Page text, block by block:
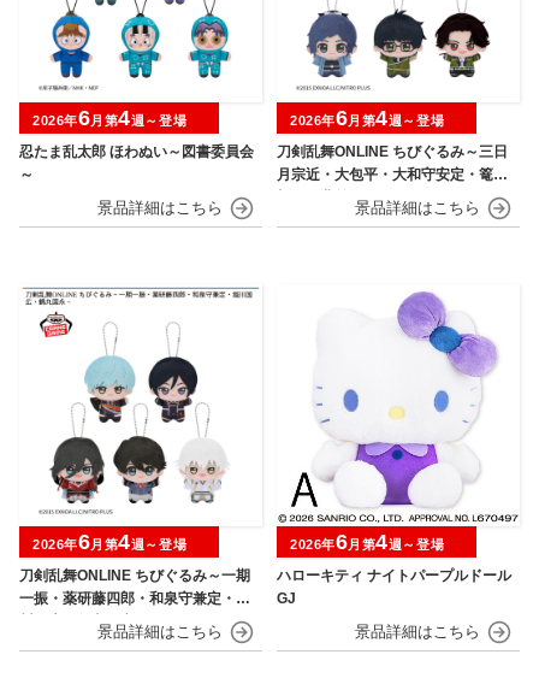
忍たま乱太郎 ほわぬい～図書委員会
～
2026年6月第4週～登場
刀剣乱舞ONLINE ちびぐるみ～三日
月宗近・大包平・大和守安定・篭手
切江・豊前江～
2026年6月第4週～登場
刀剣乱舞ONLINE ちびぐるみ～一期
一振・薬研藤四郎・和泉守兼定・堀
川国広・鶴丸国永～
2026年6月第4週～登場
ハローキティ ナイトパープルドール
GJ
2026年6月第4週～登場